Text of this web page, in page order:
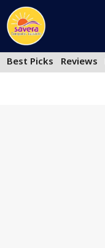
Skip
to
content
Best Picks
Reviews